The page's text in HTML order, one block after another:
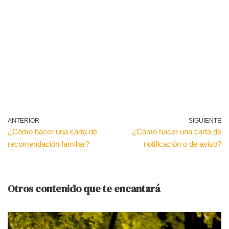
ANTERIOR
¿Cómo hacer una carta de
recomendación familiar?
SIGUIENTE
¿Cómo hacer una carta de
notificación o de aviso?
Otros contenido que te encantará